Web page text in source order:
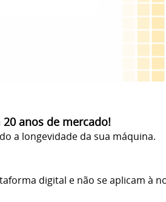
anos de mercado!
a longevidade da sua máquina.
digital e não se aplicam à